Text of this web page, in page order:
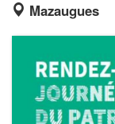
Mazaugues